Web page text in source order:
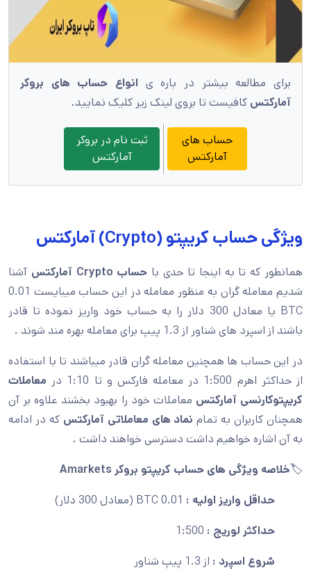
برای مطالعه بیشتر در باره ی انواع حساب های بروکر
آمارکتس کافیست تا بروی لینک زیر کلیک نمایید.
حساب های
آمارکتس
ثبت نام در بروکر
آمارکتس
ویژگی حساب کریپتو (Crypto) آمارکتس
همانطور که تا به اینجا تا حدی با حساب Crypto آمارکتس آشنا
شدیم معامله گران به منظور معامله در این حساب میبایست 0.01
BTC یا معادل 300 دلار را به حساب خود واریز نموده تا قادر
باشند از اسپرد های شناور از 1.3 پیپ برای معامله بهره مند شوند .
در این حساب ها همچنین معامله گران قادر میباشند تا با استفاده
از حداکثر اهرم 1:500 در معامله فارکس و تا 1:10 در
معاملات
کریپتوکارنسی آمارکتس معاملات خود را بهبود بخشند علاوه بر آن
همچنان کاربران به تمام نماد های معاملاتی آمارکتس که در ادامه
به آن اشاره خواهیم داشت دسترسی خواهند داشت .
🏷️خلاصه ویژگی های حساب کریپتو بروکر
حداقل واریز اولیه :
حداکثر لوریج :
شروع اسپرد : از 1.3 پیپ شناور